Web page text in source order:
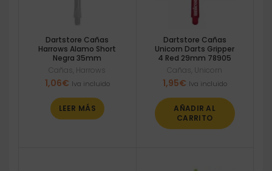
Dartstore Cañas
Harrows Alamo Short
Negra 35mm
Cañas Harrows
1,06€ Iva incluido
LEER MÁS
Dartstore Cañas
Unicorn Darts Gripper
4 Red 29mm 78905
Cañas Unicorn
1,95€ Iva incluido
AÑADIR AL
CARRITO